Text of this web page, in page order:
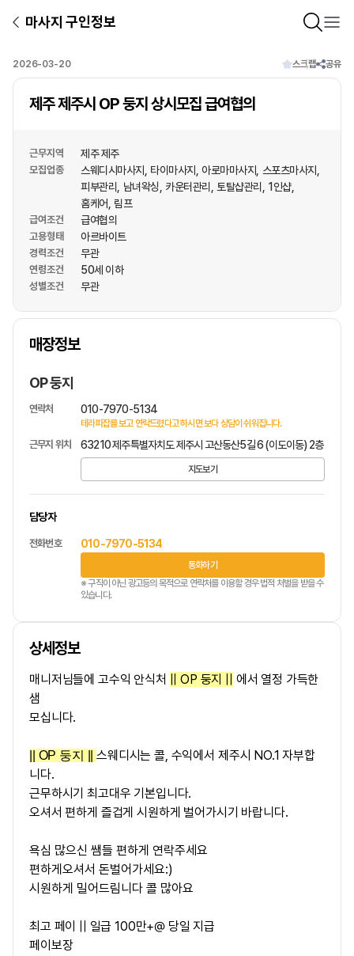
마사지 구인정보
2026-03-20 스크랩 공유
제주 제주시 OP 둥지 상시모집 급여협의
근무지역 제주 제주
모집업종 스웨디시마사지 타이마사지 아로마마사지
스포츠마사지
피부관리
남녀왁싱 카운터관리 토탈샵관리
1인샵
홈케어
림프
급여조건 급여협의
고용형태 아르바이트
경력조건 무관
연령조건 50세 이하
성별조건 무관
매장정보
상호명
OP 둥지
연락처 010-7970-5134
테라피잡를 보고 연락드렸다고 하시면 보다 상담이 쉬워집니다.
근무지 위치 63210 제주특별자치도 제주시 고산동산5길 6 (이도이동) 2층
지도보기
담당자
전화번호 010-7970-5134
통화하기
※ 구직이 아닌 광고등의 목적으로 연락처를 이용할 경우 법적 처벌을 받을 수
있습니다.
상세정보
매니저님들에 고수익 안식처 || OP 둥지 ||
에서 열정 가득한
샘
모십니다.
|| OP 둥지 ||스웨디시는 콜, 수익에서 제주시 NO.1 자부합
니다.
근무하시기 최고대우 기본입니다.
오셔서 편하게 즐겁게 시원하게 벌어가시기 바랍니다.
욕심 많으신 쌤들 편하게 연락주세요
편하게오셔서 돈벌어가세요:)
시원하게 밀어드림니다 콜 많아요
최고 페이 || 일급 100만+@ 당일 지급
페이보장